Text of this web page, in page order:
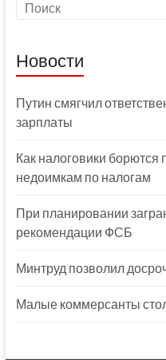
Новости
Путин смягчил
зарплаты
Как налоговики борются
недоимкам по налогам
При планировании
рекомендации ФСБ
Минтруд позволил
Малые коммерсанты